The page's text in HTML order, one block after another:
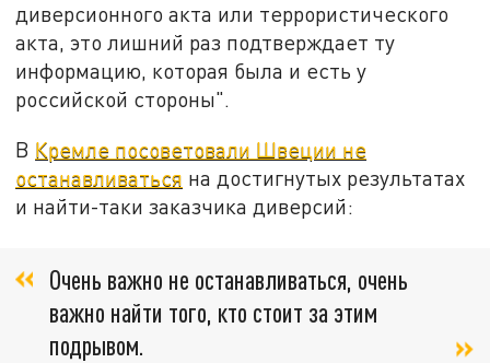
диверсионного акта или террористического
акта, это лишний раз подтверждает ту
информацию, которая была и есть у
российской стороны".
В Кремле посоветовали Швеции не
останавливаться на достигнутых результатах
и найти-таки заказчика диверсий:
Очень важно не останавливаться, очень
важно найти того, кто стоит за этим
подрывом.